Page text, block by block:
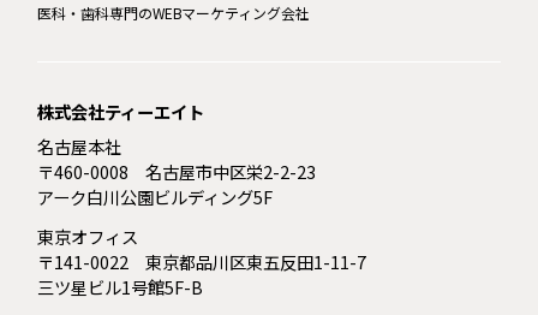
医科・歯科専門のWEBマーケティング会社
株式会社ティーエイト
名古屋本社
〒460-0008 名古屋市中区栄2-2-23
アーク白川公園ビルディング5F
東京オフィス
〒141-0022 東京都品川区東五反田1-11-7
三ツ星ビル1号館5F-B